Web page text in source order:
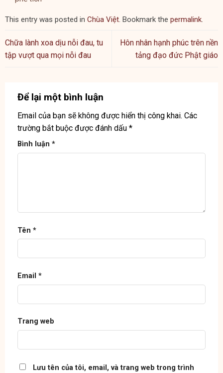
This entry was posted in Chùa Việt. Bookmark the permalink.
Chữa lành xoa dịu nỗi đau, tu
tập vượt qua mọi nỗi đau
Hôn nhân hạnh phúc trên nền
tảng đạo đức Phật giáo
Để lại một bình luận
Email của bạn sẽ không được hiển thị công khai. Các
trường bắt buộc được đánh dấu *
Bình luận *
Tên *
Email *
Trang web
Lưu tên của tôi, email, và trang web trong trình